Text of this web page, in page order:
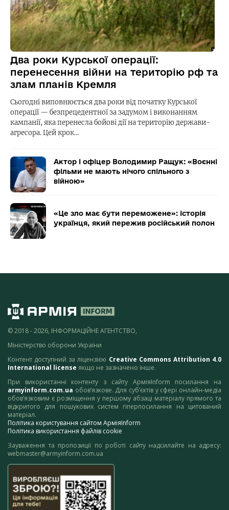
Два роки Курської операції:
перенесення війни на територію рф та
злам планів Кремля
Сьогодні виповнюється два роки від початку Курської
операції — безпрецедентної за задумом і виконанням
кампанії, яка перенесла бойові дії на територію держави-
агресора. Цей крок…
Актор і офіцер Володимир Ращук: «Воєнні
фільми не мають нічого спільного з
війною»
«Це зло має бути переможене»: історія
українця, який пережив російський полон
© 2018 - 2026, ІНФОРМАЦІЙНЕ АГЕНТСТВО,
Міністерство оборони України
Контент доступний за ліцензією Creative Commons Attribution 4.0
International license якщо не зазначено інше.
При використанні контенту з сайту АрміяInform посилання на
armyinform.com.ua обов’язкове. Для суб’єктів у сфері онлайн-медіа
обов’язковим є розміщення у першому абзаці матеріалу прямого та
відкритого для пошукових систем гіперпосилання на цитований
матеріал.
Політика користування сайтом АрміяInform
Політика використання файлів cookie
Зауваження та пропозиції по роботі сайту надсилайте на адресу:
webmaster@armyinform.com.ua